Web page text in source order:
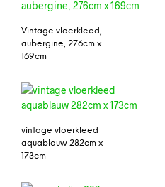
Vintage vloerkleed,
aubergine, 276cm x
169cm
vintage vloerkleed
aquablauw 282cm x
173cm